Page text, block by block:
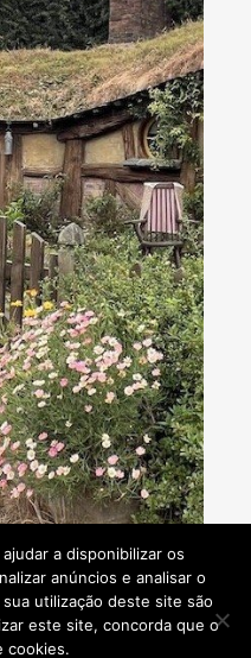
de Viagens
a disponibilizar os
anúncios e analisar o
utilização deste site são
este site, concorda que o
cookies.